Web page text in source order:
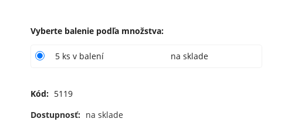
Vyberte balenie podľa množstva:
5 ks v balení na sklade
Kód: 5119
Dostupnosť: na sklade